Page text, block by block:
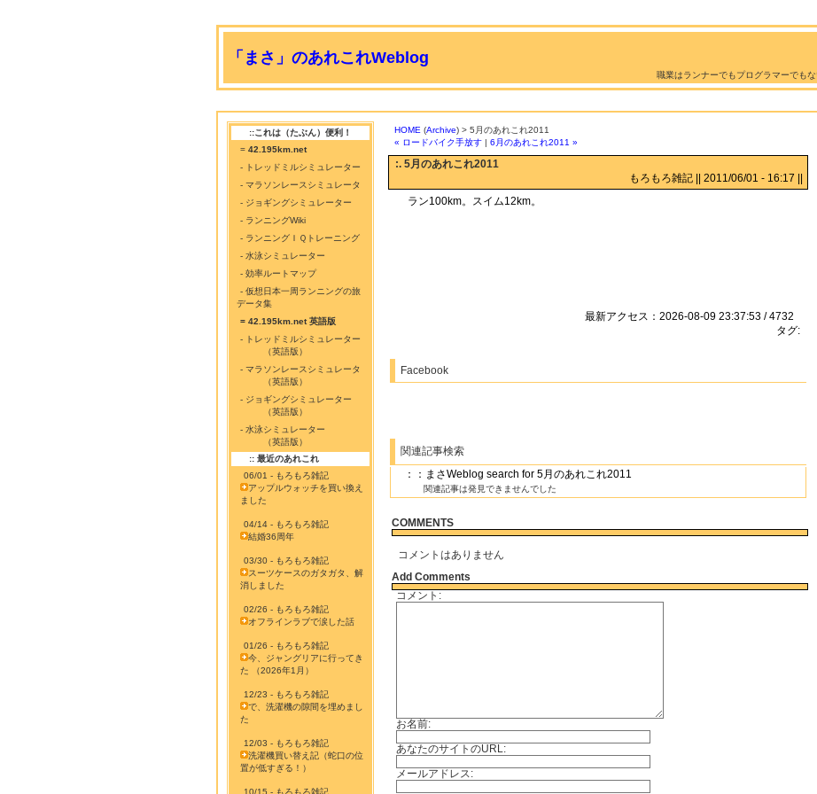
「まさ」のあれこれWeblog
職業はランナーでもプログラマーでも
::これは（たぶん）便利！
= 42.195km.net
- トレッドミルシミュレーター
- マラソンレースシミュレータ
- ジョギングシミュレーター
- ランニングWiki
- ランニングＩＱトレーニング
- 水泳シミュレーター
- 効率ルートマップ
- 仮想日本一周ランニングの旅
データ集
= 42.195km.net 英語版
- トレッドミルシミュレーター
（英語版）
- マラソンレースシミュレータ
（英語版）
- ジョギングシミュレーター
（英語版）
- 水泳シミュレーター
（英語版）
:: 最近のあれこれ
06/01 - もろもろ雑記
アップルウォッチを買い換え
ました
04/14 - もろもろ雑記
結婚36周年
03/30 - もろもろ雑記
スーツケースのガタガタ、解
消しました
02/26 - もろもろ雑記
オフラインラブで涙した話
01/26 - もろもろ雑記
今、ジャングリアに行ってき
た （2026年1月）
12/23 - もろもろ雑記
で、洗濯機の隙間を埋めまし
た
12/03 - もろもろ雑記
洗濯機買い替え記（蛇口の位
置が低すぎる！）
10/15 - もろもろ雑記
HOME (Archive) > 5月のあれこれ2011
« ロードバイク手放す | 6月のあれこれ2011 »
:. 5月のあれこれ2011
もろもろ雑記 || 2011/06/01 - 16:17 ||
ラン100km。スイム12km。
最新アクセス：2026-08-09 23:37:53 / 4732
タグ:
Facebook
関連記事検索
：：まさWeblog search for 5月のあれこれ2011
関連記事は発見できませんでした
COMMENTS
コメントはありません
Add Comments
コメント:
お名前:
あなたのサイトのURL:
メールアドレス: